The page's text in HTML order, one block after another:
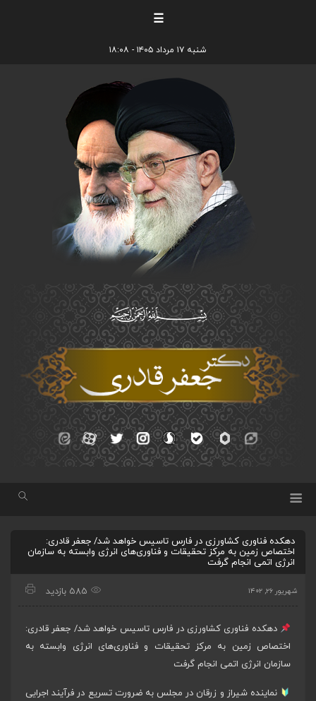
☰
شنبه ۱۷ مرداد ۱۴۰۵ - ۱۸:۰۸
دهکده فناوری کشاورزی در فارس تاسیس خواهد شد/ جعفر قادری:
اختصاص زمین به مرکز تحقیقات و فناوری‌های انرژی وابسته به سازمان
انرژی اتمی انجام گرفت
شهریور ۲۶, ۱۴۰۲ 585 بازدید
دهکده فناوری کشاورزی در فارس تاسیس خواهد شد/ جعفر قادری:
اختصاص زمین به مرکز تحقیقات و فناوری‌های انرژی وابسته به
سازمان انرژی اتمی انجام گرفت
نماینده شیراز و زرقان در مجلس به ضرورت تسریع در فرآیند اجرایی